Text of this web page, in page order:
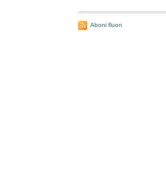
Aboni fluon